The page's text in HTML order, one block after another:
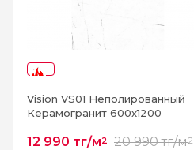
Vision VS01 Неполированный
Керамогранит 600x1200
12 990 тг/м2 20 990 тг/м2